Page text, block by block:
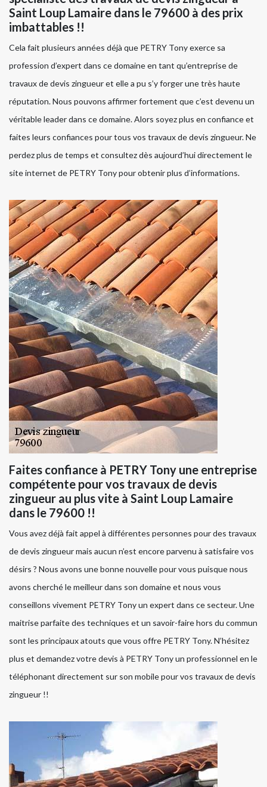
Saint Loup Lamaire dans le 79600 à des prix
imbattables !!
Cela fait plusieurs années déjà que PETRY Tony exerce sa
profession d’expert dans ce domaine en tant qu’entreprise de
travaux de devis zingueur et elle a pu s’y forger une très haute
réputation. Nous pouvons affirmer fortement que c’est devenu un
véritable leader dans ce domaine. Alors soyez plus en confiance et
faites leurs confiances pour tous vos travaux de devis zingueur. Ne
perdez plus de temps et consultez dès aujourd’hui directement le
site internet de PETRY Tony pour obtenir plus d’informations.
Faites confiance à PETRY Tony une entreprise
compétente pour vos travaux de devis
zingueur au plus vite à Saint Loup Lamaire
dans le 79600 !!
Vous avez déjà fait appel à différentes personnes pour des travaux
de devis zingueur mais aucun n’est encore parvenu à satisfaire vos
désirs ? Nous avons une bonne nouvelle pour vous puisque nous
avons cherché le meilleur dans son domaine et nous vous
conseillons vivement PETRY Tony un expert dans ce secteur. Une
maitrise parfaite des techniques et un savoir-faire hors du commun
sont les principaux atouts que vous offre PETRY Tony. N’hésitez
plus et demandez votre devis à PETRY Tony un professionnel en le
téléphonant directement sur son mobile pour vos travaux de devis
zingueur !!